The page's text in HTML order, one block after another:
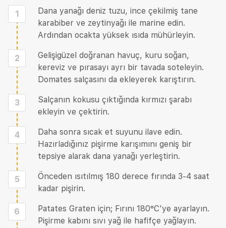
1
Dana yanağı deniz tuzu, ince çekilmiş tane
karabiber ve zeytinyağı ile marine edin.
Ardından ocakta yüksek ısıda mühürleyin.
2
Gelişigüzel doğranan havuç, kuru soğan,
kereviz ve pırasayı ayrı bir tavada soteleyin.
Domates salçasını da ekleyerek karıştırın.
3
Salçanın kokusu çıktığında kırmızı şarabı
ekleyin ve çektirin.
4
Daha sonra sıcak et suyunu ilave edin.
Hazırladığınız pişirme karışımını geniş bir
tepsiye alarak dana yanağı yerleştirin.
5
Önceden ısıtılmış 180 derece fırında 3-4 saat
kadar pişirin.
6
Patates Graten için; Fırını 180°C'ye ayarlayın.
Pişirme kabını sıvı yağ ile hafifçe yağlayın.